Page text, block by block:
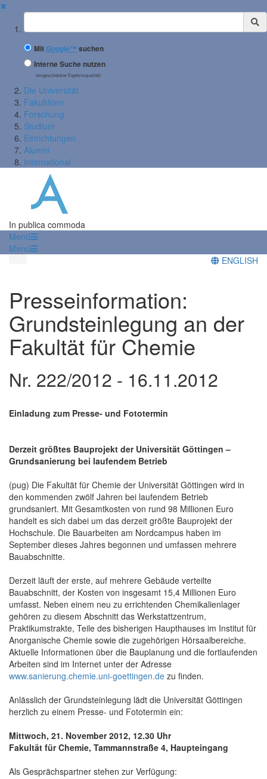
✖
Suchbegriff
MitGoogle™ suchen
Interne Suche nutzen
(eingeschränkte Ergebnisqualität)
Die Universität
Fakultäten
Forschung
Studium
Einrichtungen
Alumni
International
In publica commoda
Menü
Menü
ENGLISH
Presseinformation:
Grundsteinlegung an der
Fakultät für Chemie
Nr. 222/2012 - 16.11.2012
Einladung zum Presse- und Fototermin
Derzeit größtes Bauprojekt der Universität Göttingen –
Grundsanierung bei laufendem Betrieb
(pug) Die Fakultät für Chemie der Universität Göttingen wird in
den kommenden zwölf Jahren bei laufendem Betrieb
grundsaniert. Mit Gesamtkosten von rund 98 Millionen Euro
handelt es sich dabei um das derzeit größte Bauprojekt der
Hochschule. Die Bauarbeiten am Nordcampus haben im
September dieses Jahres begonnen und umfassen mehrere
Bauabschnitte.
Derzeit läuft der erste, auf mehrere Gebäude verteilte
Bauabschnitt, der Kosten von insgesamt 15,4 Millionen Euro
umfasst. Neben einem neu zu errichtenden Chemikalienlager
gehören zu diesem Abschnitt das Werkstattzentrum,
Praktikumstrakte, Teile des bisherigen Haupthauses im Institut für
Anorganische Chemie sowie die zugehörigen Hörsaalbereiche.
Aktuelle Informationen über die Bauplanung und die fortlaufenden
Arbeiten sind im Internet unter der Adresse
www.sanierung.chemie.uni-goettingen.de zu finden.
Anlässlich der Grundsteinlegung lädt die Universität Göttingen
herzlich zu einem Presse- und Fototermin ein:
Mittwoch, 21. November 2012, 12.30 Uhr
Fakultät für Chemie, Tammannstraße 4, Haupteingang
Als Gesprächspartner stehen zur Verfügung: